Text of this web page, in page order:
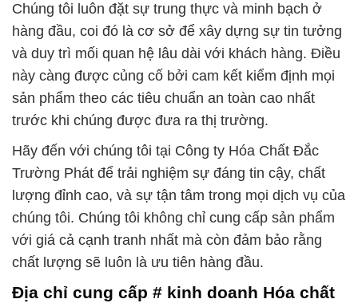
Chúng tôi luôn đặt sự trung thực và minh bạch ở
hàng đầu, coi đó là cơ sở để xây dựng sự tin tưởng
và duy trì mối quan hệ lâu dài với khách hàng. Điều
này càng được củng cố bởi cam kết kiểm định mọi
sản phẩm theo các tiêu chuẩn an toàn cao nhất
trước khi chúng được đưa ra thị trường.
Hãy đến với chúng tôi tại Công ty Hóa Chất Đắc
Trường Phát để trải nghiệm sự đáng tin cậy, chất
lượng đỉnh cao, và sự tận tâm trong mọi dịch vụ của
chúng tôi. Chúng tôi không chỉ cung cấp sản phẩm
với giá cả cạnh tranh nhất mà còn đảm bảo rằng
chất lượng sẽ luôn là ưu tiên hàng đầu.
Địa chỉ cung cấp # kinh doanh Hóa chất